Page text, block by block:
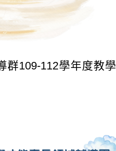
群109-112學年度教學